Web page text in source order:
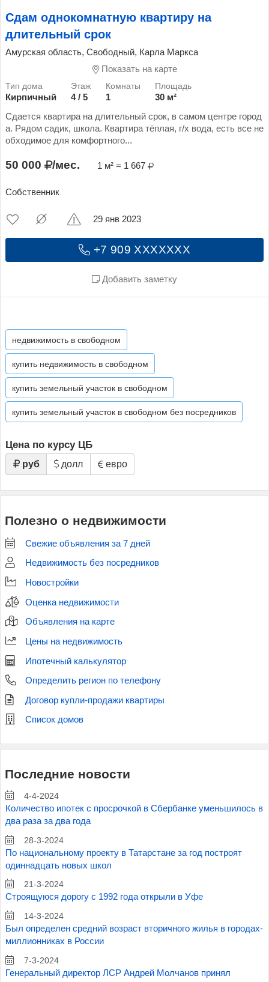
Сдам однокомнатную квартиру на
длительный срок
Амурская область, Свободный, Карла Маркса
Показать на карте
Кирпичный 4 / 5 1
30 м²
Сдается квартира на длительный срок, в самом центре город
а. Рядом садик, школа. Квартира тёплая, г/х вода, есть все не
обходимое для комфортного...
50 000 /мес. 1 м² = 1 667
Собственник
+7 909 XXXXXXX
Добавить заметку
29 янв 2023
недвижимость в свободном
купить недвижимость в свободном
купить земельный участок в свободном
купить земельный участок в свободном без посредников
Цена по курсу ЦБ
руб долл евро
Полезно о недвижимости
Свежие объявления за 7 дней
Недвижимость без посредников
Новостройки
Оценка недвижимости
Объявления на карте
Цены на недвижимость
Ипотечный калькулятор
Определить регион по телефону
Договор купли-продажи квартиры
Список домов
Последние новости
4-4-2024
Количество ипотек с просрочкой в Сбербанке уменьшилось в
два раза за два года
28-3-2024
По национальному проекту в Татарстане за год построят
одиннадцать новых школ
21-3-2024
Строящуюся дорогу с 1992 года открыли в Уфе
14-3-2024
Был определен средний возраст вторичного жилья в городах-
миллионниках в России
7-3-2024
Генеральный директор ЛСР Андрей Молчанов принял